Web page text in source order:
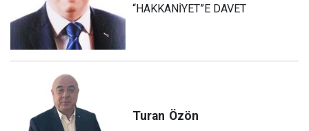
“HAKKANİYET”E DAVET
Turan Özön